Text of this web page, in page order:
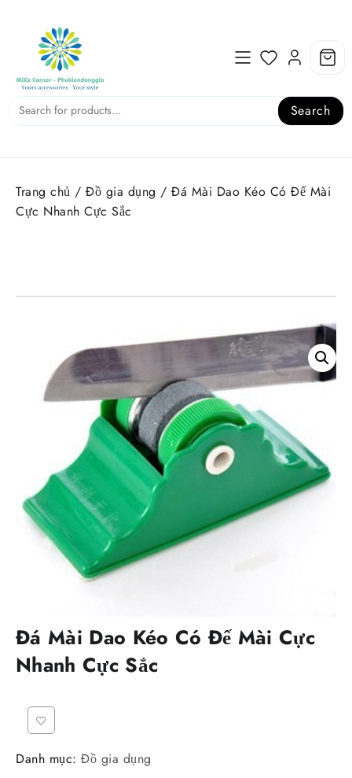
content
Search
Trang chủ / Đồ gia dụng / Đá Mài Dao Kéo Có Đế Mài
Cực Nhanh Cực Sắc
Đá Mài Dao Kéo Có Đế Mài Cực
Nhanh Cực Sắc
Danh mục: Đồ gia dụng